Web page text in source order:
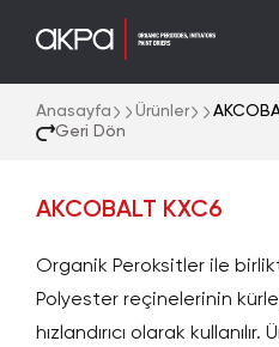
Geri Dön
Anasayfa Ürünler
AKCOBALT KXC6
Organik Peroksitler ile
Polyester reçinelerinin
hızlandırıcı olarak